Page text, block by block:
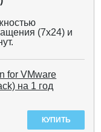
(7x24) и
for VMware
на 1 год